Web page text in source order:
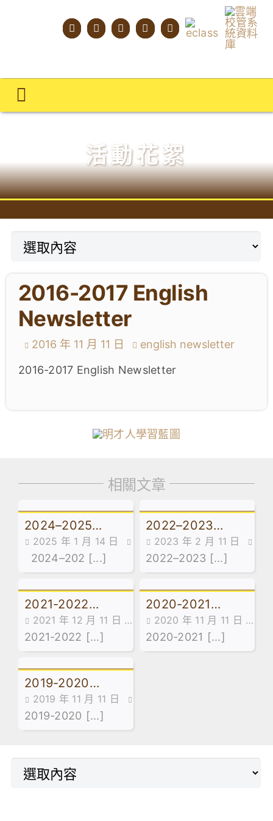
Toggle
明才人學習藍圖
明才人成長階梯
教師專業社群
學生成就與學校活動
我們的聯繫
入學資訊
活動花絮
2016-2017 English
Newsletter
2016 年 11 月 11 日
english newsletter
2016-2017 English Newsletter
相關文章
2024–2025
English
Newsletter
2025 年 1 月 14 日
english newsletter
2024–202 [...]
2022–2023
English
Newsletter
2023 年 2 月 11 日
english newsletter
2022–2023 [...]
2021-2022
English
Newsletter
2021 年 12 月 11 日
english newsletter
2021-2022 [...]
2020-2021
English
Newsletter
2020 年 11 月 11 日
english newsletter
2020-2021 [...]
2019-2020
English
Newsletter
2019 年 11 月 11 日
english newsletter
2019-2020 [...]